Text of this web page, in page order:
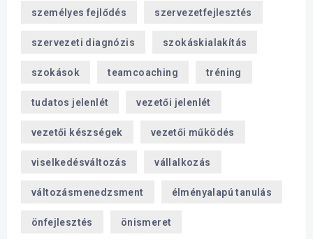
személyes fejlődés szervezetfejlesztés
szervezeti diagnózis szokáskialakítás
szokások teamcoaching tréning
tudatos jelenlét vezetői jelenlét
vezetői készségek vezetői működés
viselkedésváltozás vállalkozás
változásmenedzsment élményalapú tanulás
önfejlesztés önismeret